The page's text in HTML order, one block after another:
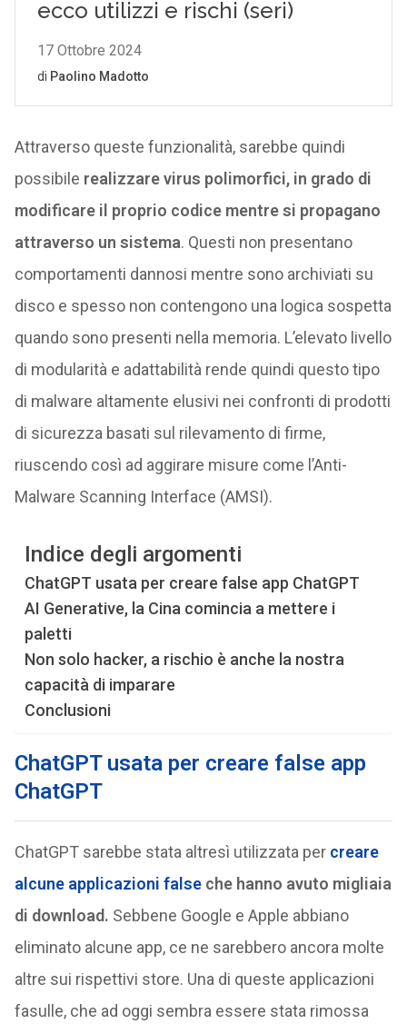
Attraverso queste funzionalità, sarebbe quindi
possibile realizzare virus polimorfici, in grado di
modificare il proprio codice mentre si propagano
attraverso un sistema. Questi non presentano
comportamenti dannosi mentre sono archiviati su
disco e spesso non contengono una logica sospetta
quando sono presenti nella memoria. L’elevato livello
di modularità e adattabilità rende quindi questo tipo
di malware altamente elusivi nei confronti di prodotti
di sicurezza basati sul rilevamento di firme,
riuscendo così ad aggirare misure come l’Anti-
Malware Scanning Interface (AMSI).
Indice degli argomenti
ChatGPT usata per creare false app ChatGPT
AI Generative, la Cina comincia a mettere i
paletti
Non solo hacker, a rischio è anche la nostra
capacità di imparare
Conclusioni
ChatGPT usata per creare false app
ChatGPT
ChatGPT sarebbe stata altresì utilizzata per creare
alcune applicazioni falseche hanno avuto migliaia
di download. Sebbene Google e Apple abbiano
eliminato alcune app, ce ne sarebbero ancora molte
altre sui rispettivi store. Una di queste applicazioni
fasulle, che ad oggi sembra essere stata rimossa